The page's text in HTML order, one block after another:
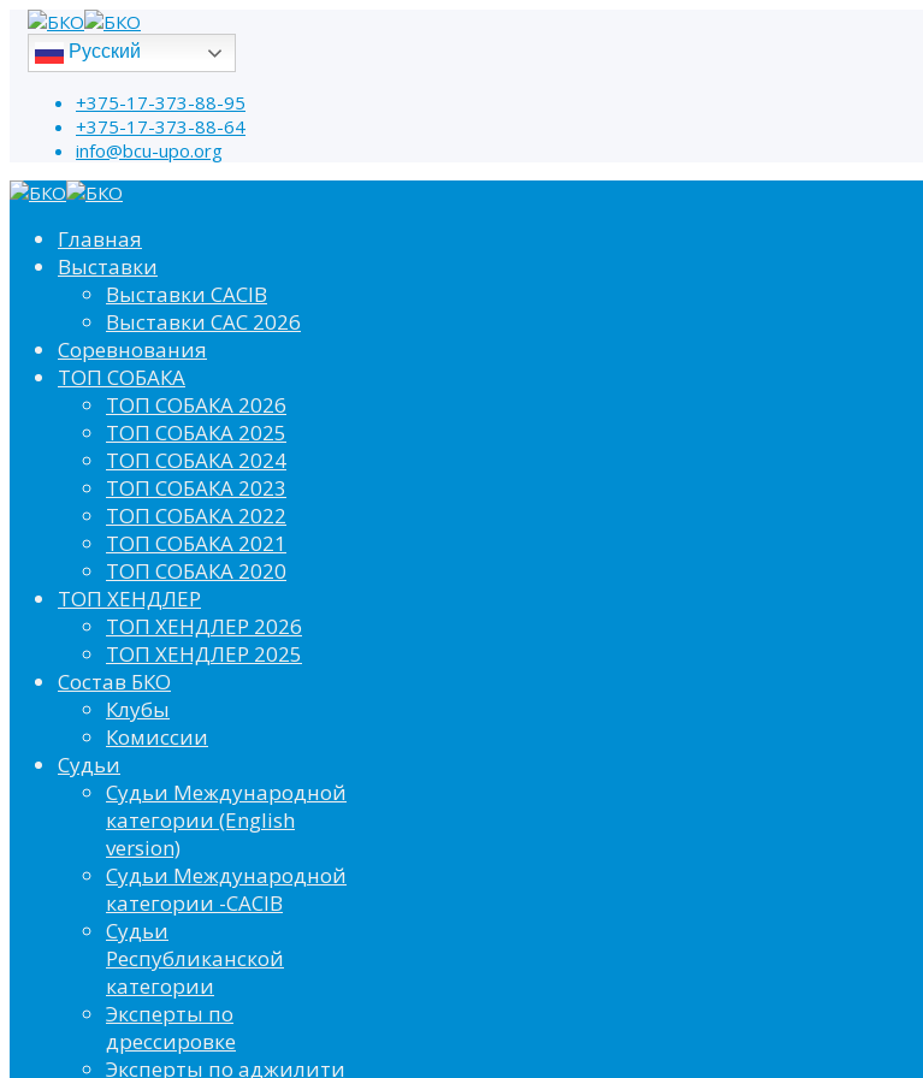
Русский
+375-17-373-88-95
+375-17-373-88-64
info@bcu-upo.org
Главная
Выставки
Выставки CACIB
Выставки САС 2026
Соревнования
ТОП СОБАКА
ТОП СОБАКА 2026
ТОП СОБАКА 2025
ТОП СОБАКА 2024
ТОП СОБАКА 2023
ТОП СОБАКА 2022
ТОП СОБАКА 2021
ТОП СОБАКА 2020
ТОП ХЕНДЛЕР
ТОП ХЕНДЛЕР 2026
ТОП ХЕНДЛЕР 2025
Состав БКО
Клубы
Комиссии
Судьи
Судьи Международной
категории (English
version)
Судьи Международной
категории -CACIB
Судьи
Республиканской
категории
Эксперты по
дрессировке
Эксперты по аджилити